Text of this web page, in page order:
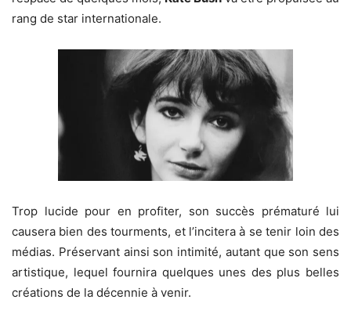
rang de star internationale.
Trop lucide pour en profiter, son succès prématuré lui
causera bien des tourments, et l’incitera à se tenir loin des
médias. Préservant ainsi son intimité, autant que son sens
artistique, lequel fournira quelques unes des plus belles
créations de la décennie à venir.